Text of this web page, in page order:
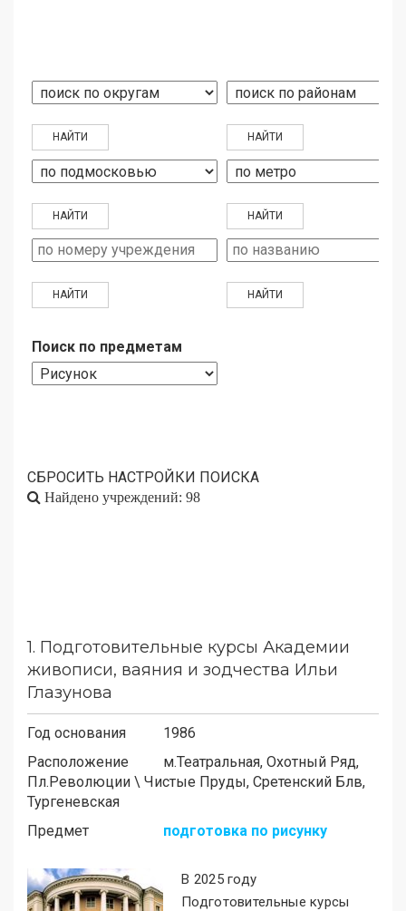
Поиск по предметам
СБРОСИТЬ НАСТРОЙКИ ПОИСКА
Найдено учреждений: 98
1. Подготовительные курсы Академии
живописи, ваяния и зодчества Ильи
Глазунова
Год основания
1986
Расположение
м.Театральная, Охотный Ряд,
Пл.Революции \ Чистые Пруды, Сретенский Блв,
Тургеневская
Предмет
подготовка по рисунку
В 2025 году
Подготовительные курсы